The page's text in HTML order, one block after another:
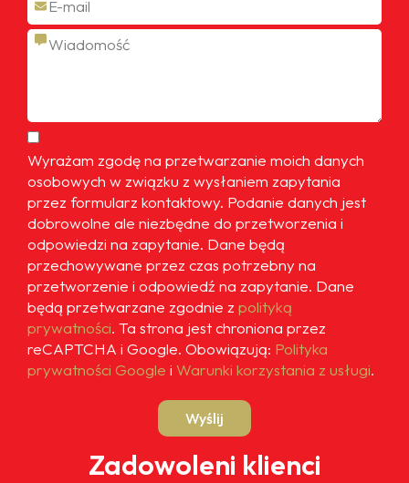
Wyrażam zgodę na przetwarzanie moich danych
osobowych w związku z wysłaniem zapytania
przez formularz kontaktowy. Podanie danych jest
dobrowolne ale niezbędne do przetworzenia i
odpowiedzi na zapytanie. Dane będą
przechowywane przez czas potrzebny na
przetworzenie i odpowiedź na zapytanie. Dane
będą przetwarzane zgodnie z polityką
prywatności. Ta strona jest chroniona przez
reCAPTCHA i Google. Obowiązują: Polityka
prywatności Google i Warunki korzystania z usługi.
Wyślij
Zadowoleni klienci